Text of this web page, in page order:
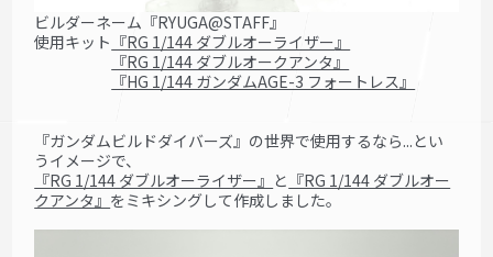
ビルダーネーム『RYUGA@STAFF』
使用キット 『RG 1/144 ダブルオーライザー』
『RG 1/144 ダブルオークアンタ』
『HG 1/144 ガンダムAGE-3 フォートレス』
『ガンダムビルドダイバーズ』の世界で使用するなら...とい
うイメージで、
『RG 1/144 ダブルオーライザー』 と 『RG 1/144 ダブルオー
クアンタ』 をミキシングして作成しました。